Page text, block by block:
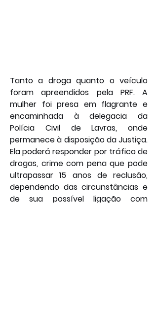
Tanto a droga quanto o veículo
foram apreendidos pela PRF. A
mulher foi presa em flagrante e
encaminhada à delegacia da
Polícia Civil de Lavras, onde
permanece à disposição da Justiça.
Ela poderá responder por tráfico de
drogas, crime com pena que pode
ultrapassar 15 anos de reclusão,
dependendo das circunstâncias e
de sua possível ligação com